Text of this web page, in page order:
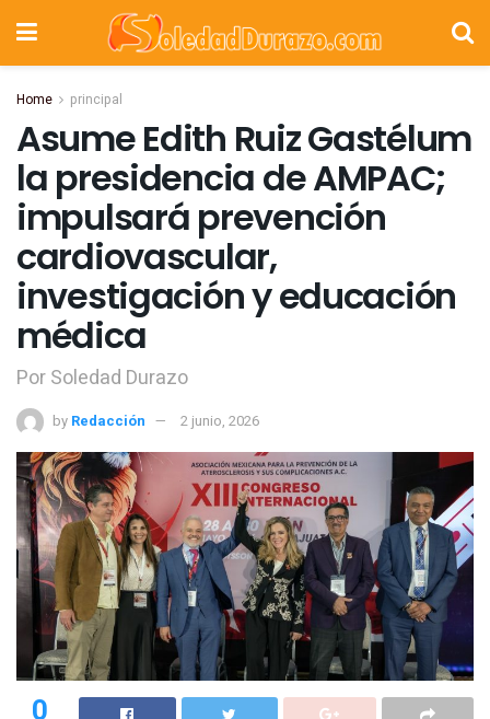
Home principal
Asume Edith Ruiz Gastélum
la presidencia de AMPAC;
impulsará prevención
cardiovascular,
investigación y educación
médica
Por Soledad Durazo
by Redacción 2 junio, 2026